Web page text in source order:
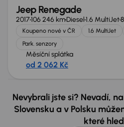
Jeep Renegade
2017106 246 kmDiesel1.6 MultiJet
Koupeno nové v ČR 1.6 MultiJet
Park. senzory
Měsíční splátka
od 2 062 Kč
Nevybrali jste si? Nevadí,
Slovensku a v Polsku
které